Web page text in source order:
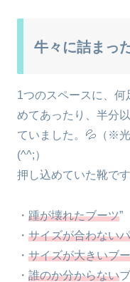
牛々に詰まっ
1つのスペースに、
めてあったり、半分
ていました。💦（※
(^^;）
押し込めていた靴で
・ 踵が壊れたブーツ”
・ サイズが合わない
・ サイズが大きいブ
・ 誰のか分からない